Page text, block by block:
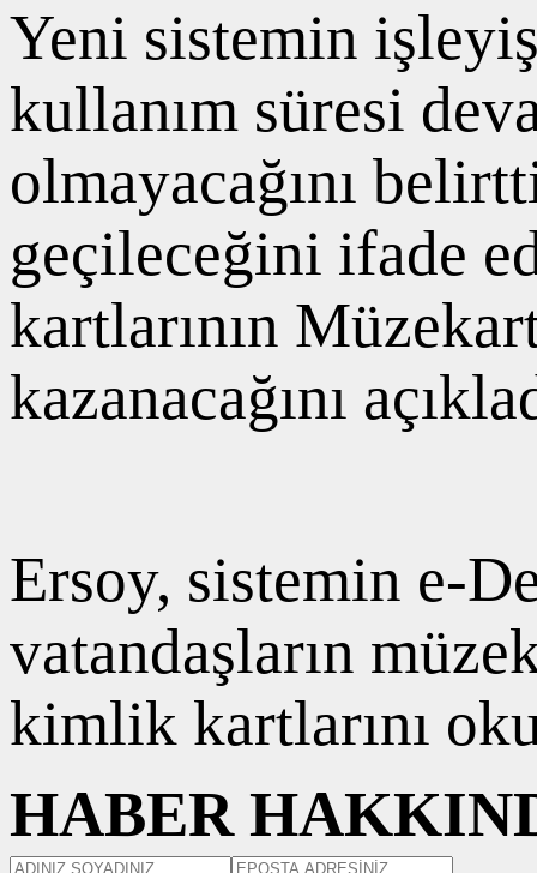
Yeni sistemin
kullanım süresi
olmayacağını
geçileceğini ifade
kartlarının
kazanacağını
Ersoy, sistemin e-
vatandaşların
kimlik kartlarını
HABER